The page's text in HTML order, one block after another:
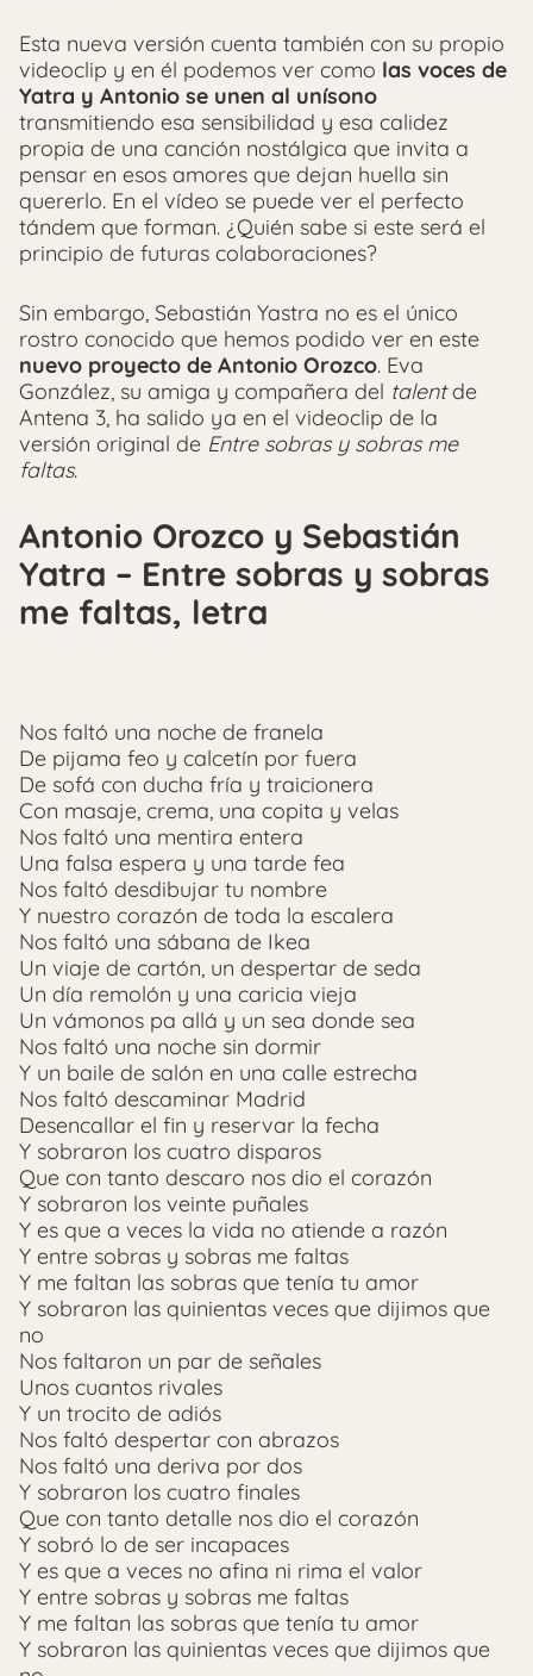
Esta nueva versión cuenta también con su propio
videoclip y en él podemos ver como las voces de
Yatra y Antonio se unen al unísono
transmitiendo esa sensibilidad y esa calidez
propia de una canción nostálgica que invita a
pensar en esos amores que dejan huella sin
quererlo. En el vídeo se puede ver el perfecto
tándem que forman. ¿Quién sabe si este será el
principio de futuras colaboraciones?
Sin embargo, Sebastián Yastra no es el único
rostro conocido que hemos podido ver en este
nuevo proyecto de Antonio Orozco. Eva
González, su amiga y compañera del talentde
Antena 3, ha salido ya en el videoclip de la
versión original de Entre sobras y sobras me
faltas.
Antonio Orozco y Sebastián
Yatra – Entre sobras y sobras
me faltas, letra
Nos faltó una noche de franela
De pijama feo y calcetín por fuera
De sofá con ducha fría y traicionera
Con masaje, crema, una copita y velas
Nos faltó una mentira entera
Una falsa espera y una tarde fea
Nos faltó desdibujar tu nombre
Y nuestro corazón de toda la escalera
Nos faltó una sábana de Ikea
Un viaje de cartón, un despertar de seda
Un día remolón y una caricia vieja
Un vámonos pa allá y un sea donde sea
Nos faltó una noche sin dormir
Y un baile de salón en una calle estrecha
Nos faltó descaminar Madrid
Desencallar el fin y reservar la fecha
Y sobraron los cuatro disparos
Que con tanto descaro nos dio el corazón
Y sobraron los veinte puñales
Y es que a veces la vida no atiende a razón
Y entre sobras y sobras me faltas
Y me faltan las sobras que tenía tu amor
Y sobraron las quinientas veces que dijimos que
no
Nos faltaron un par de señales
Unos cuantos rivales
Y un trocito de adiós
Nos faltó despertar con abrazos
Nos faltó una deriva por dos
Y sobraron los cuatro finales
Que con tanto detalle nos dio el corazón
Y sobró lo de ser incapaces
Y es que a veces no afina ni rima el valor
Y entre sobras y sobras me faltas
Y me faltan las sobras que tenía tu amor
Y sobraron las quinientas veces que dijimos que